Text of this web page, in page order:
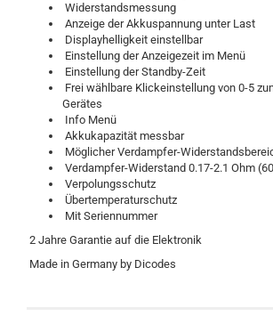
Widerstandsmessung
Anzeige der Akkuspannung unter Last
Displayhelligkeit einstellbar
Einstellung der Anzeigezeit im Menü
Einstellung der Standby-Zeit
Frei wählbare Klickeinstellung von 0-5
Gerätes
Info Menü
Akkukapazität messbar
Möglicher Verdampfer-
Verdampfer-Widerstand 0.17-2.1 Ohm
Verpolungsschutz
Übertemperaturschutz
Mit Seriennummer
2 Jahre Garantie auf die Elektronik
Made in Germany by Dicodes